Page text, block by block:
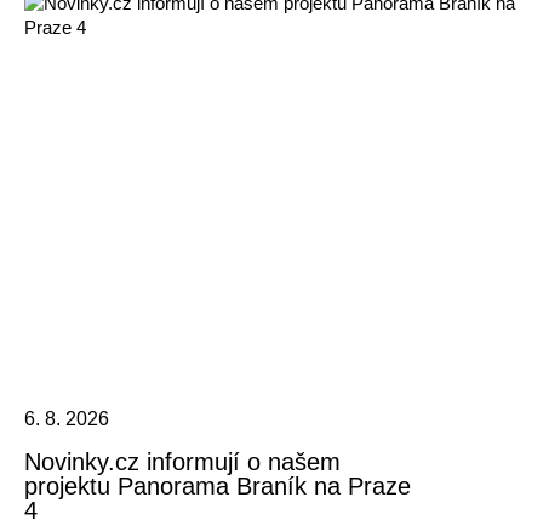
6. 8. 2026
Novinky.cz informují o našem
projektu Panorama Braník na Praze
4